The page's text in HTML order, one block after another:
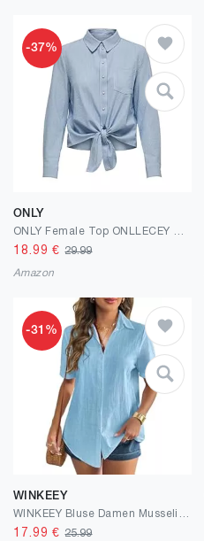
-37%
ONLY
18.99 €29.99
Amazon
-31%
WINKEEY
17.99 €25.99